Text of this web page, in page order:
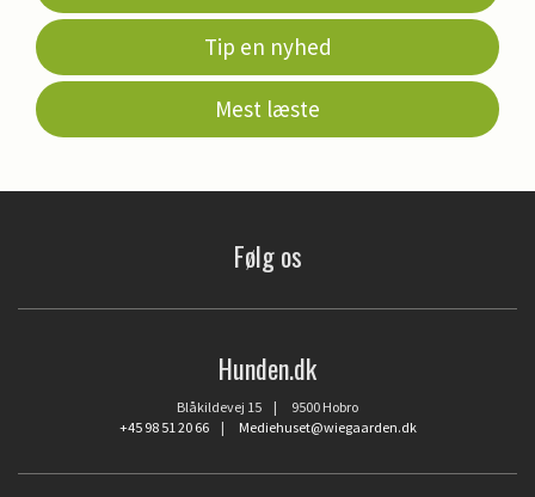
Tip en nyhed
Mest læste
Følg os
Hunden.dk
Blåkildevej 15 | 9500 Hobro
+45 98 51 20 66| Mediehuset@wiegaarden.dk